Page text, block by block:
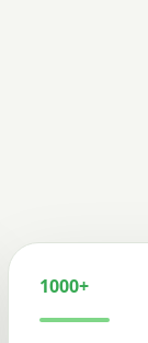
1000+